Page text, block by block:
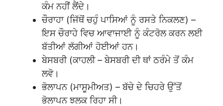
ਕੰਮ ਨਹੀਂ ਲੈਂਦੇ।
ਚੌਰਾਹਾ (ਜਿੱਥੋਂ ਚਹੁੰ ਪਾਸਿਆਂ ਨੂੰ ਰਸਤੇ ਨਿਕਲਣ) –
ਇਸ ਚੌਰਾਹੇ ਵਿਚ ਆਵਾਜਾਈ ਨੂੰ ਕੰਟਰੋਲ ਕਰਨ ਲਈ
ਬੱਤੀਆਂ ਲੱਗੀਆਂ ਹੋਈਆਂ ਹਨ।
ਬੇਸਬਰੀ (ਕਾਹਲੀ – ਬੇਸਬਰੀ ਦੀ ਥਾਂ ਠਰੰਮੇ ਤੋਂ ਕੰਮ
ਲਵੋ।
ਭੋਲਾਪਨ (ਮਾਸੂਮੀਅਤ) – ਬੱਚੇ ਦੇ ਚਿਹਰੇ ਉੱਤੋਂ
ਭੋਲਾਪਨ ਝਲਕ ਰਿਹਾ ਸੀ।